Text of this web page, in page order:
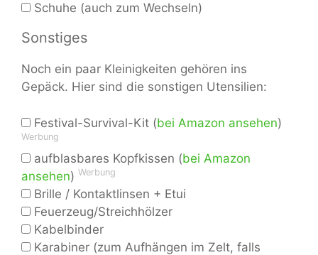
Schuhe (auch zum Wechseln)
Sonstiges
Noch ein paar Kleinigkeiten gehören ins
Gepäck. Hier sind die sonstigen Utensilien:
Festival-Survival-Kit (bei Amazon ansehen)
Werbung
aufblasbares Kopfkissen (bei Amazon
ansehen) Werbung
Brille / Kontaktlinsen + Etui
Feuerzeug/Streichhölzer
Kabelbinder
Karabiner (zum Aufhängen im Zelt, falls